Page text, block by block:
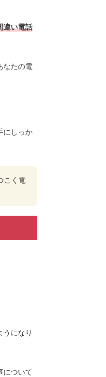
違い電話
なたの電
にしっか
こく電
になり
について